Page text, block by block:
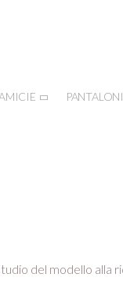
PANTALONI
del modello alla